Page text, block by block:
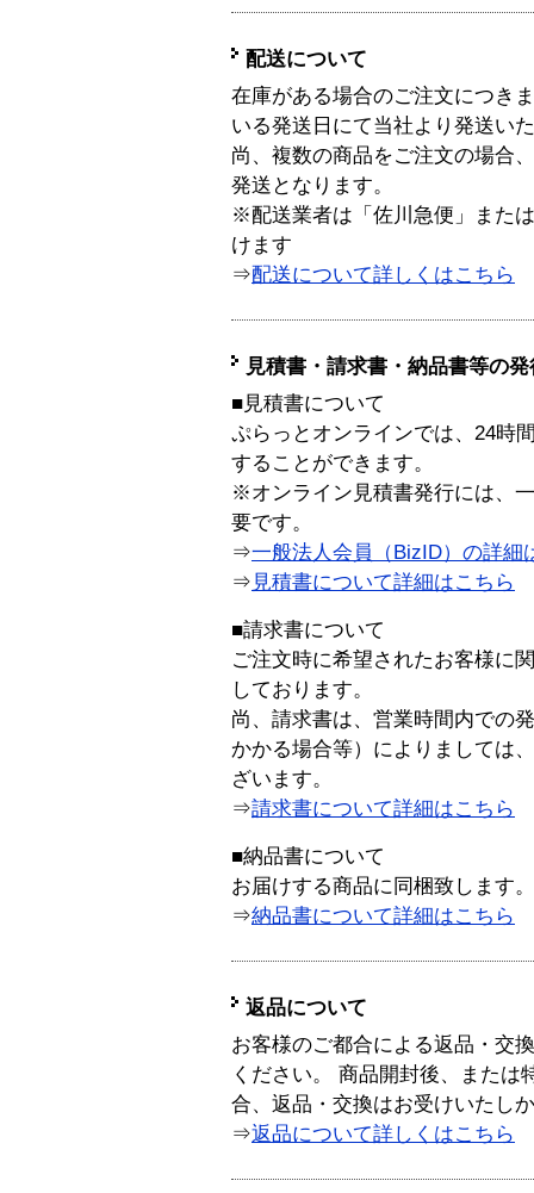
配送について
在庫がある場合のご注文につき
いる発送日にて当社より発送い
尚、複数の商品をご注文の場合
発送となります。
※配送業者は「佐川急便」また
けます
⇒配送について詳しくはこちら
見積書・請求書・納品書等の
■見積書について
ぷらっとオンラインでは、24時
することができます。
※オンライン見積書発行には、
要です。
⇒一般法人会員（BizID）の詳細
⇒ 見積書について詳細はこちら
■請求書について
ご注文時に希望されたお客様に
しております。
尚、請求書は、営業時間内での
かかる場合等）によりましては
ざいます。
⇒請求書について詳細はこちら
■納品書について
お届けする商品に同梱致します。
⇒納品書について詳細はこちら
返品について
お客様のご都合による返品・交
ください。 商品開封後、または
合、返品・交換はお受けいたし
⇒返品について詳しくはこちら